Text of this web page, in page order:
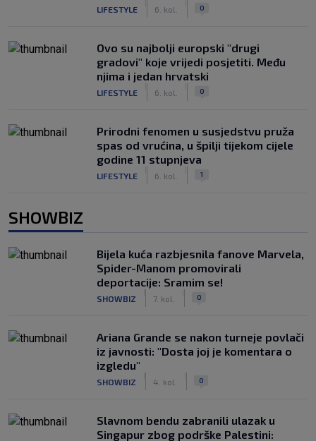
LIFESTYLE 6. kol. 0
Ovo su najbolji europski "drugi
gradovi" koje vrijedi posjetiti. Među
njima i jedan hrvatski
LIFESTYLE 6. kol. 0
Prirodni fenomen u susjedstvu pruža
spas od vrućina, u špilji tijekom cijele
godine 11 stupnjeva
LIFESTYLE 6. kol. 1
SHOWBIZ
Bijela kuća razbjesnila fanove Marvela,
Spider-Manom promovirali
deportacije: Sramim se!
SHOWBIZ 7. kol. 0
Ariana Grande se nakon turneje povlači
iz javnosti: "Dosta joj je komentara o
izgledu"
SHOWBIZ 4. kol. 0
Slavnom bendu zabranili ulazak u
Singapur zbog podrške Palestini: